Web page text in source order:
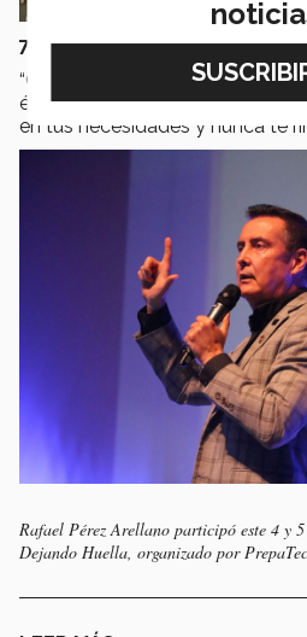
7) Convierte tus
“Cuando eres capaz de
éxito asegurado. Encuentra el
en tus necesidades y nunca te
Rafael Pérez Arellano participó este 4 y
Dejando Huella, organizado por